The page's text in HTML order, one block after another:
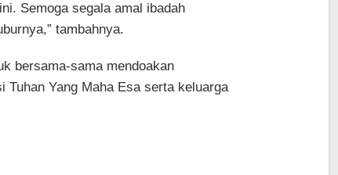
Semoga segala amal ibadah
tambahnya.
bersama-sama mendoakan
Yang Maha Esa serta keluarga